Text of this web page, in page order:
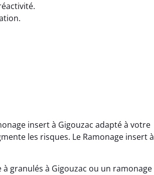
insert à Gigouzac adapté à votre
les risques. Le Ramonage insert à
granulés à Gigouzac ou un ramonage